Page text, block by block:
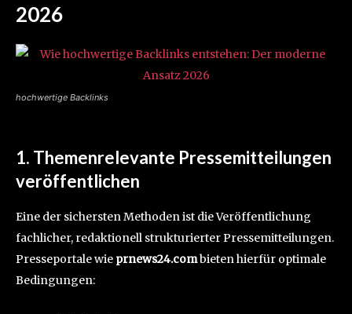
2026
hochwertige Backlinks
1. Themenrelevante Pressemitteilungen
veröffentlichen
Eine der sichersten Methoden ist die Veröffentlichung
fachlicher, redaktionell strukturierter Pressemitteilungen.
Presseportale wie prnews24.combieten hierfür optimale
Bedingungen: